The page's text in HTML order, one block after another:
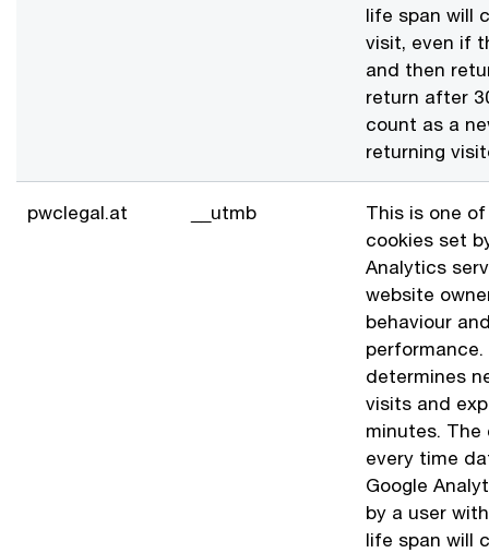
life span will
visit, even if
and then
return after
count as a
returning
pwclegal.at __utmb
This is one
cookies set
Analytics
website
behaviour
determines
visits and
minutes.
every time
Google
by a user
life span will